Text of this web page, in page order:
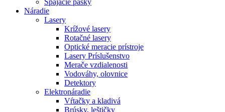
Spájacie pásky
Náradie
Lasery
Krížové lasery
Rotačné lasery
Optické meracie prístroje
Lasery Príslušenstvo
Merače vzdialenosti
Vodováhy, olovnice
Detektory
Elektronáradie
Vŕtačky a kladivá
Brúsky, leštičky